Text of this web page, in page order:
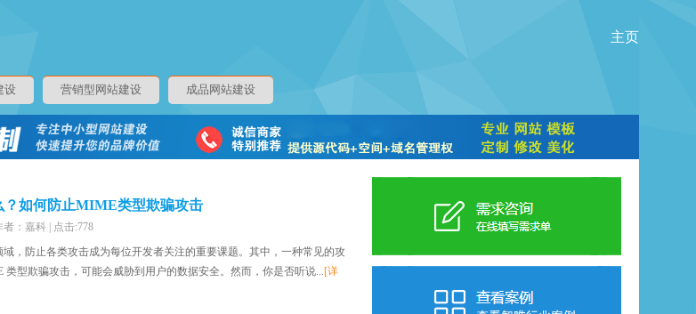
主页
设 营销型网站建设 成品网站建设
？如何防止MIME类型欺骗攻击
者：嘉科 | 点击:778
，防止各类攻击成为每位开发者关注的重要课题。其中，一种常见的攻
类型欺骗攻击，可能会威胁到用户的数据安全。然而，你是否听说...[详